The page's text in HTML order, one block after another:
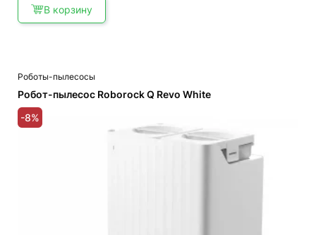
В корзину
Роботы-пылесосы
Робот-пылесос Roborock Q Revo White
-8%